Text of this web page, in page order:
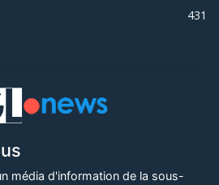
431
média d'information de la sous-